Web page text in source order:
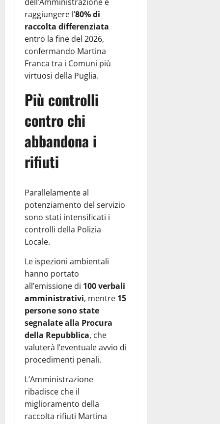
raggiungere l’80% di
raccolta differenziata
entro la fine del 2026,
confermando Martina
Franca tra i Comuni più
virtuosi della Puglia.
Più controlli
contro chi
abbandona i
rifiuti
Parallelamente al
potenziamento del servizio
sono stati intensificati i
controlli della Polizia
Locale.
Le ispezioni ambientali
hanno portato
all’emissione di 100 verbali
amministrativi, mentre 15
persone sono state
segnalate alla Procura
della Repubblica, che
valuterà l’eventuale avvio di
procedimenti penali.
L’Amministrazione
ribadisce che il
miglioramento della
raccolta rifiuti Martina